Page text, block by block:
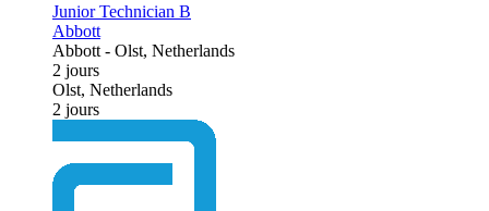
Junior Technician B
Abbott
Abbott - Olst, Netherlands
2 jours
Olst, Netherlands
2 jours